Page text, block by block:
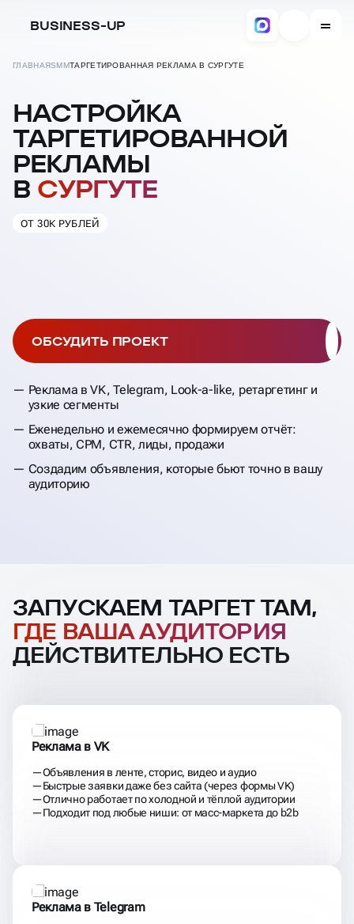
BUSINESS-UP
ГЛАВНАЯSMMТАРГЕТИРОВАННАЯ РЕКЛАМА В СУРГУТЕ
НАСТРОЙКА
ТАРГЕТИРОВАННОЙ
РЕКЛАМЫ
В СУРГУТЕ
ОТ 30К РУБЛЕЙ
Реклама в VK, Telegram, Look-a-like, ретаргетинг и
узкие сегменты
Еженедельно и ежемесячно формируем отчёт:
охваты, CPM, CTR, лиды, продажи
Создадим объявления, которые бьют точно в вашу
аудиторию
ОБСУДИТЬ ПРОЕКТ
ЗАПУСКАЕМ ТАРГЕТ ТАМ,
ГДЕ ВАША АУДИТОРИЯ
ДЕЙСТВИТЕЛЬНО ЕСТЬ
Реклама в VK
Объявления в ленте, сторис, видео и аудио
Быстрые заявки даже без сайта (через формы VK)
Отлично работает по холодной и тёплой аудитории
Подходит под любые ниши: от масс-маркета до b2b
Реклама в Telegram